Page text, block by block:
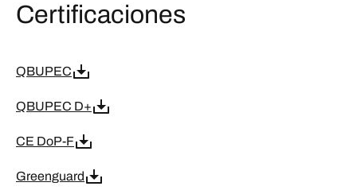
Certificaciones
QBUPEC
QBUPEC D+
CE DoP-F
Greenguard